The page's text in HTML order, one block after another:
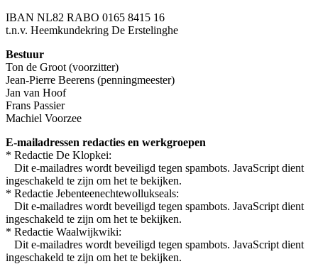
IBAN NL82 RABO 0165 8415 16
t.n.v. Heemkundekring De Erstelinghe
Bestuur
Ton de Groot (voorzitter)
Jean-Pierre Beerens (penningmeester)
Jan van Hoof
Frans Passier
Machiel Voorzee
E-mailadressen redacties en werkgroepen
* Redactie De Klopkei:
Dit e-mailadres wordt beveiligd tegen spambots. JavaScript dient
ingeschakeld te zijn om het te bekijken.
* Redactie Jebenteenechtewollukseals:
Dit e-mailadres wordt beveiligd tegen spambots. JavaScript dient
ingeschakeld te zijn om het te bekijken.
* Redactie Waalwijkwiki:
Dit e-mailadres wordt beveiligd tegen spambots. JavaScript dient
ingeschakeld te zijn om het te bekijken.